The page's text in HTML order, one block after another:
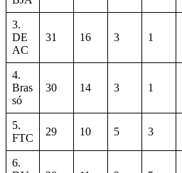
3.
DE
AC
31 16 3 1
4.
Bras
só
30 14 3 1
5.
FTC
29 10 5 3
6.